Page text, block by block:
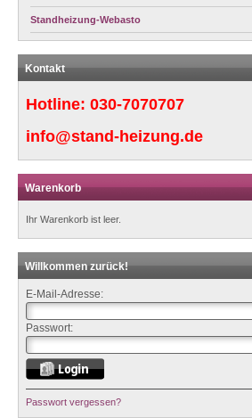
Standheizung-Webasto
Kontakt
Hotline: 030-7070707
info@stand-heizung.de
Warenkorb
Ihr Warenkorb ist leer.
Willkommen zurück!
E-Mail-Adresse:
Passwort:
Passwort vergessen?